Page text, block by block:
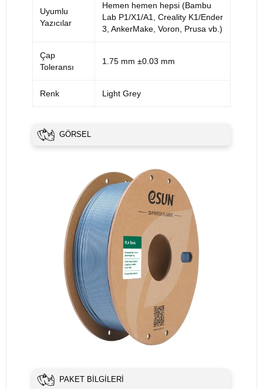
Uyumlu
Yazıcılar
Hemen hemen hepsi (Bambu
Lab P1/X1/A1, Creality K1/Ender
3, AnkerMake, Voron, Prusa vb.)
Çap
Toleransı
1.75 mm ±0.03 mm
Renk Light Grey
GÖRSEL
PAKET BILGILERI